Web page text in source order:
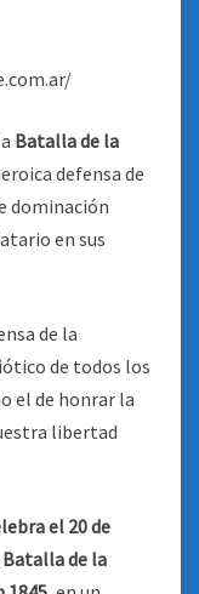
Batalla de la
defensa de
dominación
en sus
de la
de todos los
el de honrar la
libertad
el 20 de
Batalla de la